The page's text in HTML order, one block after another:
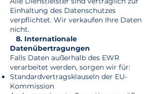
Einhaltung des Datenschutzes
verpflichtet. Wir verkaufen Ihre Daten
nicht.
8. Internationale
Datenübertragungen
Falls Daten außerhalb des EWR
verarbeitet werden, sorgen wir für:
Standardvertragsklauseln der EU-
Kommission